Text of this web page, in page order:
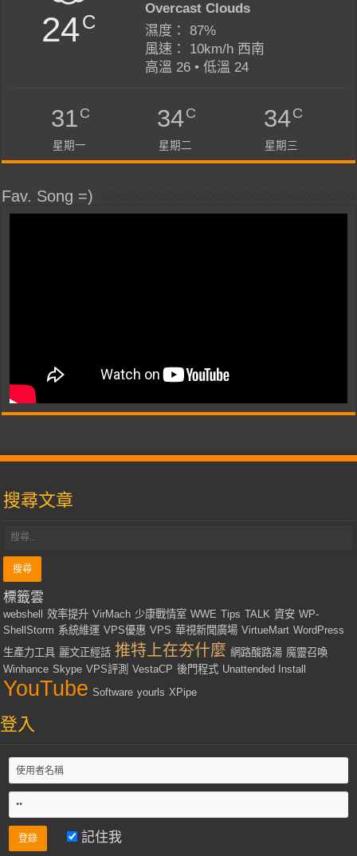
24C
Overcast Clouds
濕度： 87%
風速： 10km/h 西南
高溫 26 • 低溫 24
31C
星期一
34C
星期二
34C
星期三
Fav. Song =)
搜尋文章
標籤雲
webshell 效率提升 VirMach 少康戰情室 WWE Tips TALK 資安 WP-
ShellStorm 系統維運 VPS優惠 VPS 華視新聞廣場 VirtueMart WordPress
生產力工具 麗文正經話 推特上在夯什麼 網路酸路湯 魔靈召喚
Winhance Skype VPS評測 VestaCP 後門程式 Unattended Install
YouTube Software yourls XPipe
登入
記住我